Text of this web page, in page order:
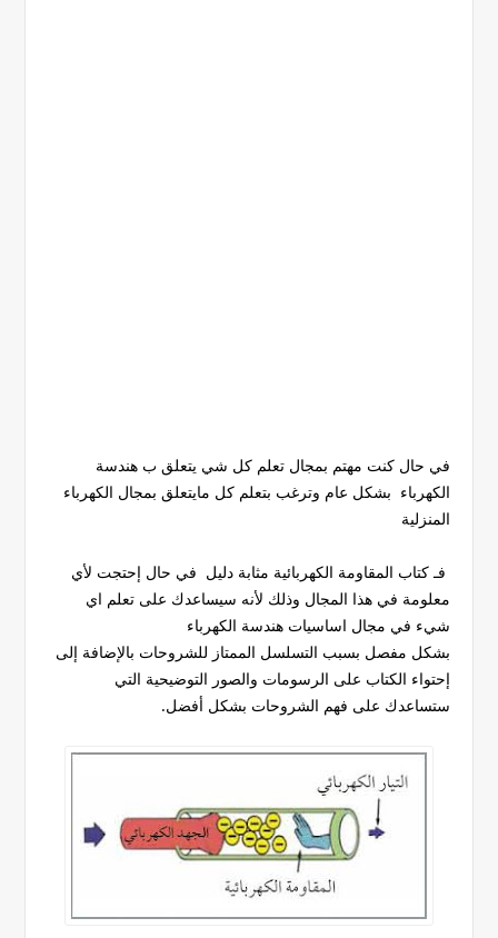
في حال كنت مهتم بمجال تعلم كل شي يتعلق ب هندسة
الكهرباء بشكل عام وترغب بتعلم كل مايتعلق بمجال الكهرباء
المنزلية
فـ كتاب المقاومة الكهربائية مثابة دليل في حال إحتجت لأي
معلومة في هذا المجال وذلك لأنه سيساعدك على تعلم اي
شيء في مجال اساسيات هندسة الكهرباء
بشكل مفصل بسبب التسلسل الممتاز للشروحات بالإضافة إلى
إحتواء الكتاب على الرسومات والصور التوضيحية التي
ستساعدك على فهم الشروحات بشكل أفضل.